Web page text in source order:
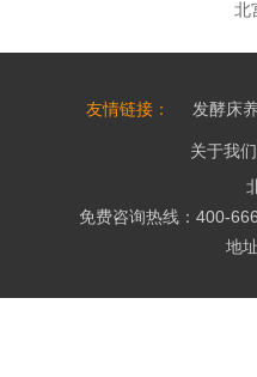
北
友情链接： 发酵床
关于我们
免费咨询热线：400-
地